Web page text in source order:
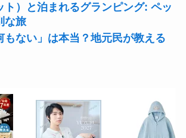
ト）と泊まれるグランピング: ペッ
な旅
もない」は本当？地元民が教える